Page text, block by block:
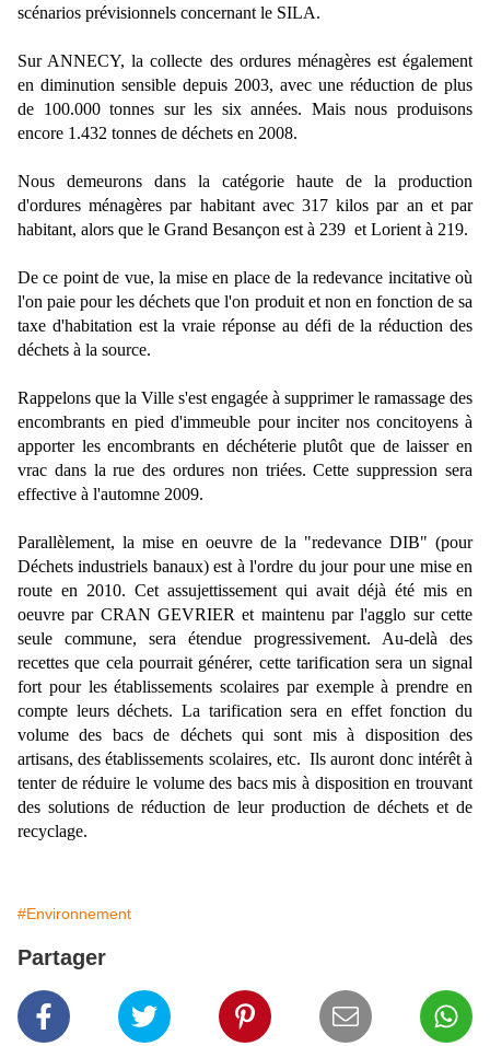
scénarios prévisionnels concernant le SILA.
Sur ANNECY, la collecte des ordures ménagères est également
en diminution sensible depuis 2003, avec une réduction de plus
de 100.000 tonnes sur les six années. Mais nous produisons
encore 1.432 tonnes de déchets en 2008.
Nous demeurons dans la catégorie haute de la production
d'ordures ménagères par habitant avec 317 kilos par an et par
habitant, alors que le Grand Besançon est à 239 et Lorient à 219.
De ce point de vue, la mise en place de la redevance incitative où
l'on paie pour les déchets que l'on produit et non en fonction de sa
taxe d'habitation est la vraie réponse au défi de la réduction des
déchets à la source.
Rappelons que la Ville s'est engagée à supprimer le ramassage des
encombrants en pied d'immeuble pour inciter nos concitoyens à
apporter les encombrants en déchéterie plutôt que de laisser en
vrac dans la rue des ordures non triées. Cette suppression sera
effective à l'automne 2009.
Parallèlement, la mise en oeuvre de la "redevance DIB" (pour
Déchets industriels banaux) est à l'ordre du jour pour une mise en
route en 2010. Cet assujettissement qui avait déjà été mis en
oeuvre par CRAN GEVRIER et maintenu par l'agglo sur cette
seule commune, sera étendue progressivement. Au-delà des
recettes que cela pourrait générer, cette tarification sera un signal
fort pour les établissements scolaires par exemple à prendre en
compte leurs déchets. La tarification sera en effet fonction du
volume des bacs de déchets qui sont mis à disposition des
artisans, des établissements scolaires, etc. Ils auront donc intérêt à
tenter de réduire le volume des bacs mis à disposition en trouvant
des solutions de réduction de leur production de déchets et de
recyclage.
#Environnement
Partager